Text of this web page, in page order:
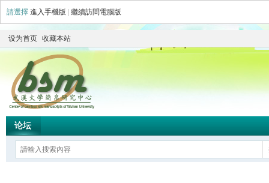
請選擇 進入手機版 繼續訪問電腦版
设为首页 收藏本站
论坛